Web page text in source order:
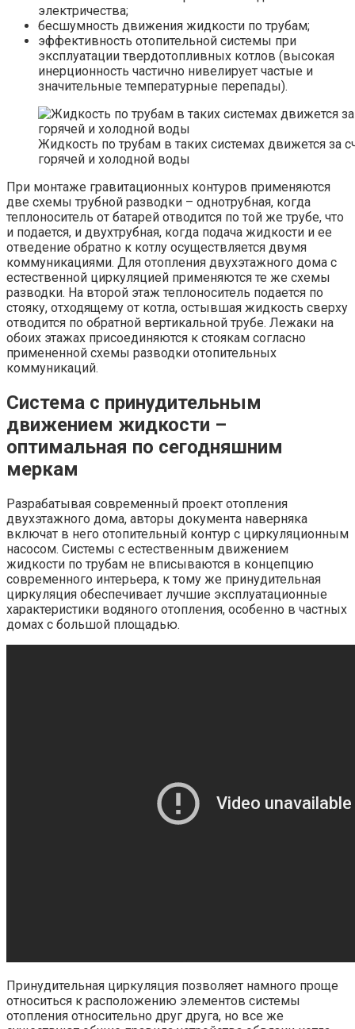
электричества;
бесшумность движения жидкости по трубам;
эффективность отопительной системы при
эксплуатации твердотопливных котлов (высокая
инерционность частично нивелирует частые и
значительные температурные перепады).
Жидкость по трубам в таких системах движется за
горячей и холодной воды
При монтаже гравитационных контуров применяются
две схемы трубной разводки – однотрубная, когда
теплоноситель от батарей отводится по той же трубе, что
и подается, и двухтрубная, когда подача жидкости и ее
отведение обратно к котлу осуществляется двумя
коммуникациями. Для отопления двухэтажного дома с
естественной циркуляцией применяются те же схемы
разводки. На второй этаж теплоноситель подается по
стояку, отходящему от котла, остывшая жидкость сверху
отводится по обратной вертикальной трубе. Лежаки на
обоих этажах присоединяются к стоякам согласно
примененной схемы разводки отопительных
коммуникаций.
Система с принудительным
движением жидкости –
оптимальная по сегодняшним
меркам
Разрабатывая современный проект отопления
двухэтажного дома, авторы документа наверняка
включат в него отопительный контур с циркуляционным
насосом. Системы с естественным движением
жидкости по трубам не вписываются в концепцию
современного интерьера, к тому же принудительная
циркуляция обеспечивает лучшие эксплуатационные
характеристики водяного отопления, особенно в частных
домах с большой площадью.
Принудительная циркуляция позволяет намного проще
относиться к расположению элементов системы
отопления относительно друг друга, но все же